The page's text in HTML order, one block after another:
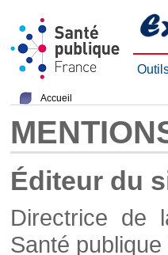
Accueil
Éditeur du
Directrice de
Santé